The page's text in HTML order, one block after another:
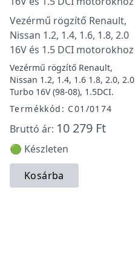
Vezérmű rögzítő Renault,
Nissan 1.2, 1.4, 1.6, 1.8, 2.0
16V és 1.5 DCI motorokhoz
Vezérmű rögzítő Renault,
Nissan 1.2, 1.4, 1.6 1.8, 2.0, 2.0
Turbo 16V (98-08), 1.5DCI.
Termékkód: C01/0174
Bruttó ár: 10 279 Ft
🟢 Készleten
Kosárba